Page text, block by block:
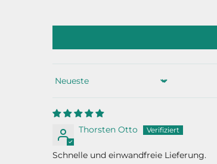
Sort by
Thorsten Otto
Schnelle und einwandfreie Lieferung.